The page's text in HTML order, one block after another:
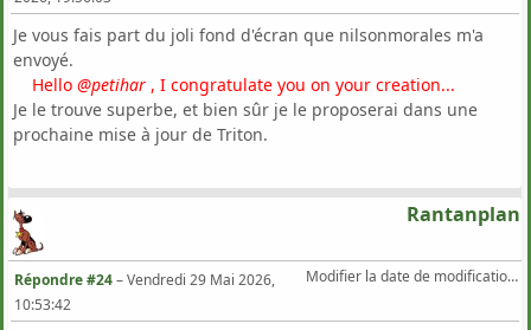
Je vous fais part du joli fond d'écran que nilsonmorales m'a
envoyé.
Hello @petihar , I congratulate you on your creation...
Je le trouve superbe, et bien sûr je le proposerai dans une
prochaine mise à jour de Triton.
Rantanplan
Modifier la date de modification d'un fichier
Répondre #24–Vendredi 29 Mai 2026,
10:53:42